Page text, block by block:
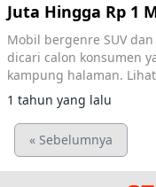
Juta Hingga Rp 1
Mobil bergenre SUV
dicari calon konsumen
kampung halaman.
sekennya.
1 tahun yang lalu
« Sebelumnya